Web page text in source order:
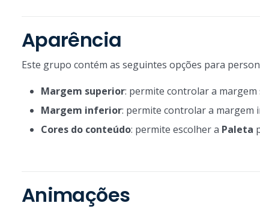
Aparência
Este grupo contém as seguintes opções para
Margem superior: permite controlar a margem
Margem inferior: permite controlar a margem
Cores do conteúdo: permite escolher a Paleta
Animações